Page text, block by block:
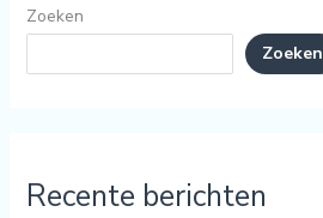
Zoeken
Zoeken
Recente berichten